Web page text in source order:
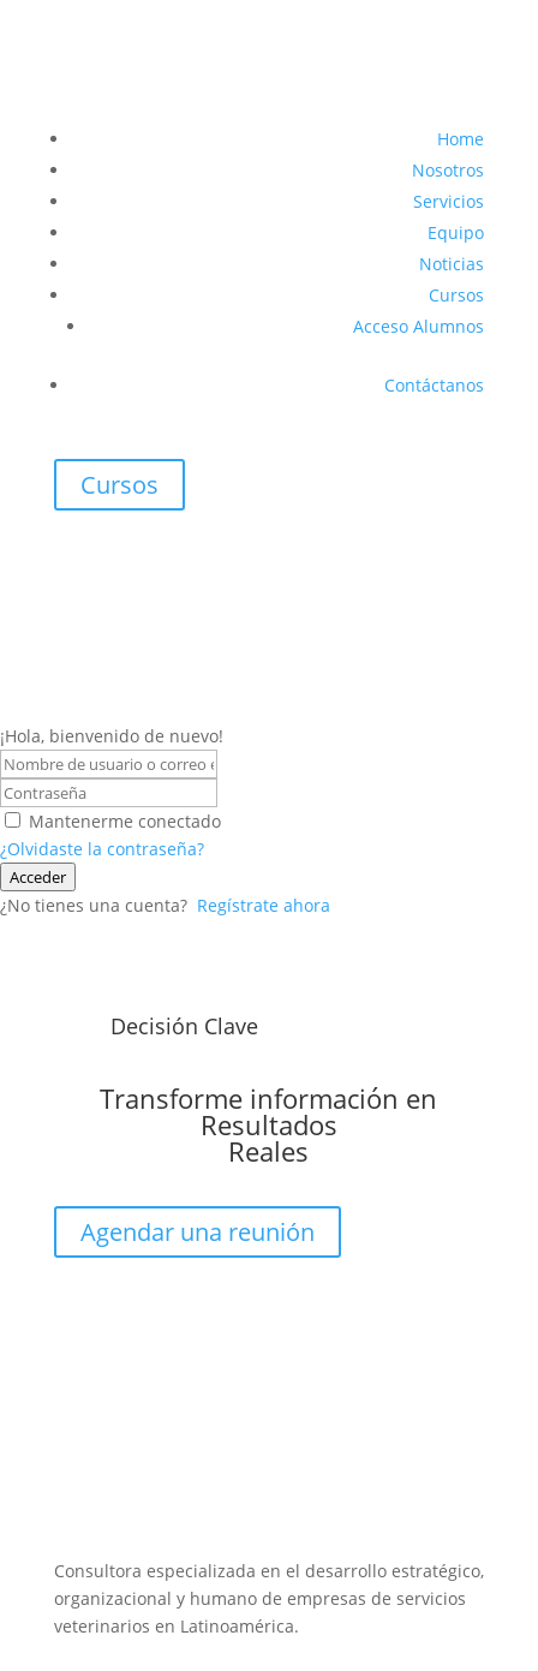
Home
Nosotros
Servicios
Equipo
Noticias
Cursos
Acceso Alumnos
Contáctanos
Cursos
¡Hola, bienvenido de nuevo!
Mantenerme conectado
¿Olvidaste la contraseña?
Acceder
¿No tienes una cuenta? Regístrate ahora
Decisión Clave
Transforme información en
Resultados
Reales
Agendar una reunión
Consultora especializada en el desarrollo estratégico,
organizacional y humano de empresas de servicios
veterinarios en Latinoamérica.